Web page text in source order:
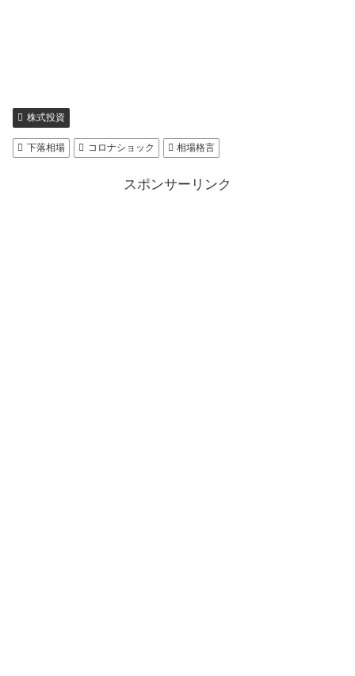
株式投資
下落相場 コロナショック 相場格言
スポンサーリンク